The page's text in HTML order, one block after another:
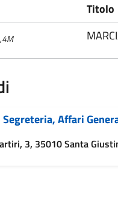
Titolo
Segreteria, Affari
3, 35010 Santa